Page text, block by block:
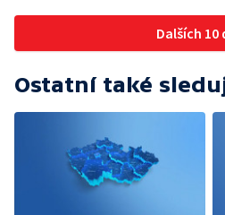
Jičíně
Dalších 10
Ostatní také